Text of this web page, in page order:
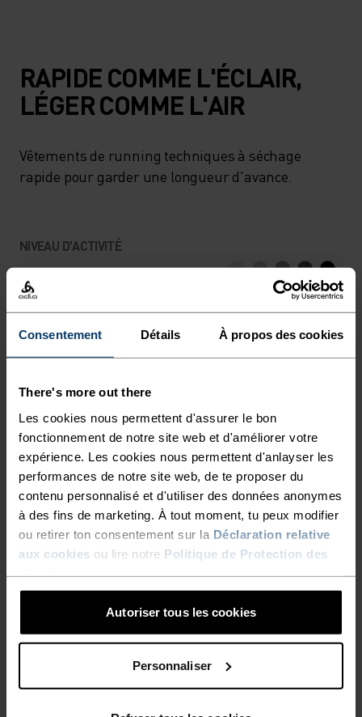
Consentement Détails À propos des cookies
There's more out there
Les cookies nous permettent d'assurer le bon
fonctionnement de notre site web et d'améliorer votre
expérience. Les cookies nous permettent d'anlayser les
performances de notre site web, de te proposer du
contenu personnalisé et d'utiliser des données anonymes
à des fins de marketing. À tout moment, tu peux modifier
ou retirer ton consentement sur la Déclaration relative
aux cookies ou lire notre Politique de Protection des
Autoriser tous les cookies
Personnaliser
RAPIDE COMME L'ÉCLAIR,
LÉGER COMME L'AIR
Vêtements de running techniques à séchage
rapide pour garder une longueur d'avance.
NIVEAU D'ACTIVITÉ
BAS ÉLEVÉ
TYPE D’ACTIVITÉ
Trail Running - Running
CARACTÉRISTIQUES DES MATIÈRES
LE POLYESTER
Le polyester est une fibre synthétique résistante qui
évacue l’humidité et sèche rapidement. Il conserve sa
forme, résiste au froissement et au rétrécissement, et
garde particulièrement bien sa couleur au fil des années.
Nous l’utilisons dans des produits tels que nos base
SYSTÈME DE CONTRÔLE DE LA TEMPÉRATURE
X-LIGHT